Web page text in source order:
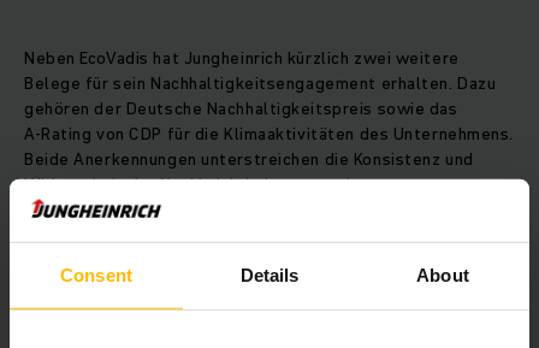
Consent Details About
Neben EcoVadis hat Jungheinrich kürzlich zwei weitere
Belege für sein Nachhaltigkeitsengagement erhalten. Dazu
gehören der Deutsche Nachhaltigkeitspreis sowie das
A‑Rating von CDP für die Klimaaktivitäten des Unternehmens.
Beide Anerkennungen unterstreichen die Konsistenz und
Wirksamkeit der Nachhaltigkeitsstrategie.